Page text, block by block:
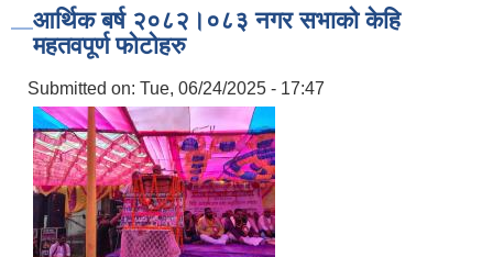
आर्थिक बर्ष २०८२।०८३ नगर सभाको केहि
महतवपूर्ण फोटोहरु
Submitted on: Tue, 06/24/2025 - 17:47